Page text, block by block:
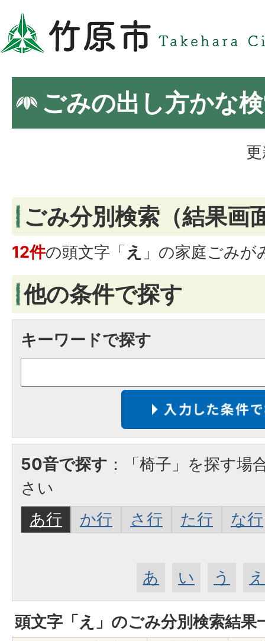
ごみの出し方かな
ごみ分別検索 （結果画
12件の頭文字「え 」の家庭ごみが
他の条件で探す
キーワードで探す
50音で探す ：「椅子」を探す場
さい
あ行
か行 さ行 た行 な行
あ い う え
頭文字「 え 」のごみ分別検索結果